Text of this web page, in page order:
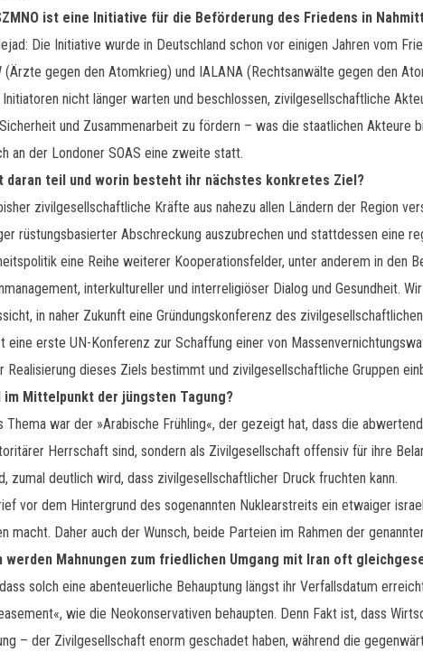
ist eine Initiative für die Beförderung des Friedens in
Die Initiative wurde in Deutschland schon vor einigen Jahren vom
(Ärzte gegen den Atomkrieg) und IALANA (Rechtsanwälte gegen den
nicht länger warten und beschlossen, zivilgesellschaftliche
und Zusammenarbeit zu fördern – was die staatlichen Akteure
an der Londoner SOAS eine zweite statt.
daran teil und worin besteht ihr nächstes konkretes Ziel?
zivilgesellschaftliche Kräfte aus nahezu allen Ländern der Region
rüstungsbasierter Abschreckung auszubrechen und stattdessen eine
eine Reihe weiterer Kooperationsfelder, unter anderem in den
interkultureller und interreligiöser Dialog und Gesundheit.
in naher Zukunft eine Gründungskonferenz des
eine erste UN-Konferenz zur Schaffung einer von
Realisierung dieses Ziels bestimmt und zivilgesellschaftliche Gruppen
im Mittelpunkt der jüngsten Tagung?
Thema war der »Arabische Frühling«, der gezeigt hat, dass die
Herrschaft sind, sondern als Zivilgesellschaft offensiv für ihre
zumal deutlich wird, dass zivilgesellschaftlicher Druck fruchten kann.
vor dem Hintergrund des sogenannten Nuklearstreits ein etwaiger
macht. Daher auch der Wunsch, beide Parteien im Rahmen der
werden Mahnungen zum friedlichen Umgang mit Iran oft
solch eine abenteuerliche Behauptung längst ihr Verfallsdatum
wie die Neokonservativen behaupten. Denn Fakt ist, dass
– der Zivilgesellschaft enorm geschadet haben, während die